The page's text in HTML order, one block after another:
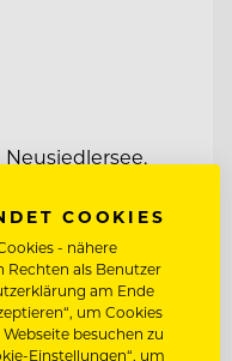
COOKIES
- nähere
als Benutzer
am Ende
um Cookies
besuchen zu
Einstellungen“, um